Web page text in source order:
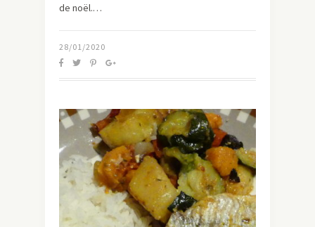
de noël.…
28/01/2020